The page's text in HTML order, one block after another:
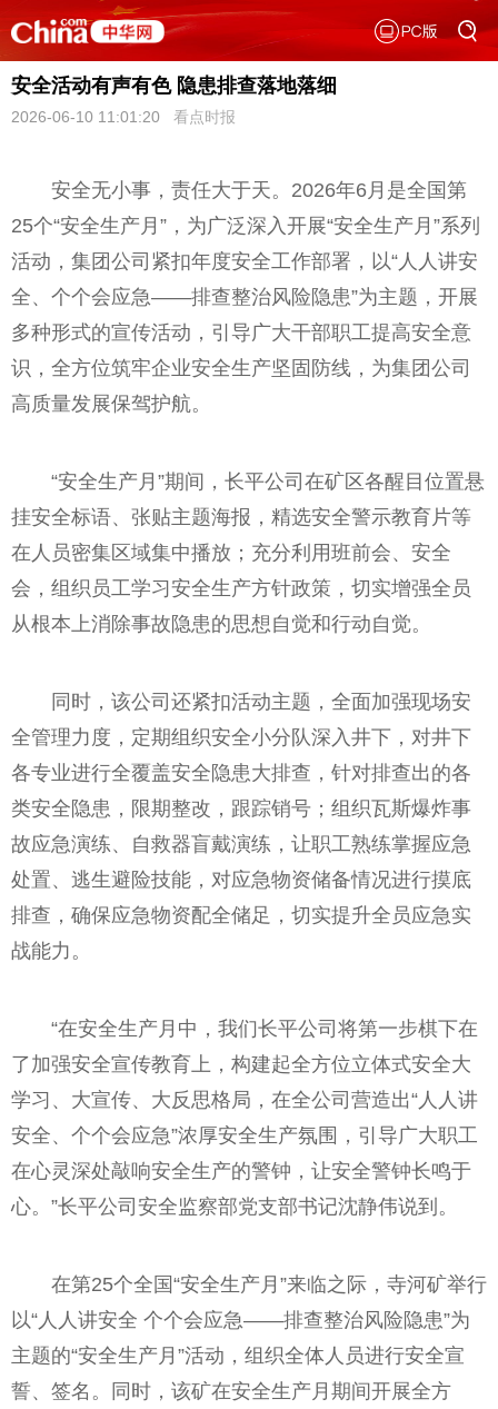
安全活动有声有色 隐患排查落地落细
2026-06-10 11:01:20 看点时报
安全无小事，责任大于天。2026年6月是全国第
25个“安全生产月”，为广泛深入开展“安全生产月”系列
活动，集团公司紧扣年度安全工作部署，以“人人讲安
全、个个会应急——排查整治风险隐患”为主题，开展
多种形式的宣传活动，引导广大干部职工提高安全意
识，全方位筑牢企业安全生产坚固防线，为集团公司
高质量发展保驾护航。
“安全生产月”期间，长平公司在矿区各醒目位置悬
挂安全标语、张贴主题海报，精选安全警示教育片等
在人员密集区域集中播放；充分利用班前会、安全
会，组织员工学习安全生产方针政策，切实增强全员
从根本上消除事故隐患的思想自觉和行动自觉。
同时，该公司还紧扣活动主题，全面加强现场安
全管理力度，定期组织安全小分队深入井下，对井下
各专业进行全覆盖安全隐患大排查，针对排查出的各
类安全隐患，限期整改，跟踪销号；组织瓦斯爆炸事
故应急演练、自救器盲戴演练，让职工熟练掌握应急
处置、逃生避险技能，对应急物资储备情况进行摸底
排查，确保应急物资配全储足，切实提升全员应急实
战能力。
“在安全生产月中，我们长平公司将第一步棋下在
了加强安全宣传教育上，构建起全方位立体式安全大
学习、大宣传、大反思格局，在全公司营造出“人人讲
安全、个个会应急”浓厚安全生产氛围，引导广大职工
在心灵深处敲响安全生产的警钟，让安全警钟长鸣于
心。”长平公司安全监察部党支部书记沈静伟说到。
在第25个全国“安全生产月”来临之际，寺河矿举行
以“人人讲安全 个个会应急——排查整治风险隐患”为
主题的“安全生产月”活动，组织全体人员进行安全宣
誓、签名。同时，该矿在安全生产月期间开展全方